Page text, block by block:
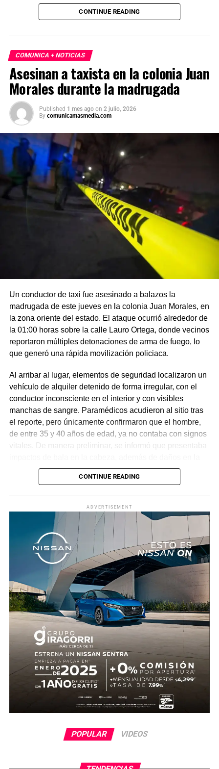
Las primeras investigaciones apuntan a que el hombre
madrugada. Personal de la Fiscalía y del Servicio Médico
Forense realizó el levantamiento del cuerpo e inició la
carpeta de investigación correspondiente para esclarecer
este homicidio.
CONTINUE READING
COMUNICA + NOTICIAS
Asesinan a taxista en la colonia Juan
Morales durante la madrugada
Published 1 mes ago on 2 julio, 2026
By comunicamasmedia.com
Un conductor de taxi fue asesinado a balazos la
madrugada de este jueves en la colonia Juan Morales, en
la zona oriente del estado. El ataque ocurrió alrededor de
la 01:00 horas sobre la calle Lauro Ortega, donde vecinos
reportaron múltiples detonaciones de arma de fuego, lo
que generó una rápida movilización policiaca.
Al arribar al lugar, elementos de seguridad localizaron un
vehículo de alquiler detenido de forma irregular, con el
conductor inconsciente en el interior y con visibles
manchas de sangre. Paramédicos acudieron al sitio tras
el reporte, pero únicamente confirmaron que el hombre,
de entre 35 y 40 años de edad, ya no contaba con signos
vitales. De manera preliminar, se informó que presentaba
puerta del lado del conductor.
realizaron las diligencias correspondientes y el
levantamiento del cuerpo. Hasta el momento no se
cuenta con información sobre los agresores, y el cadáver
fue trasladado al Servicio Médico Forense en espera de
ser identificado, en tanto continúan las investigaciones.
CONTINUE READING
ADVERTISEMENT
POPULAR VIDEOS